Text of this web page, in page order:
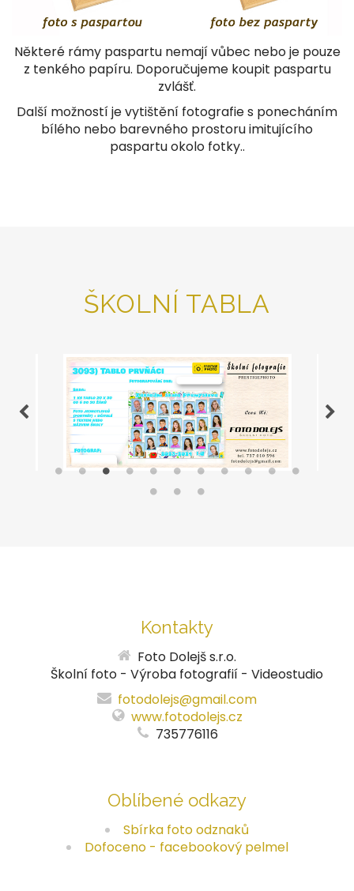
Některé rámy paspartu nemají vůbec nebo je pouze
z tenkého papíru. Doporučujeme koupit paspartu
zvlášť.
Další možností je vytištění fotografie s ponecháním
bílého nebo barevného prostoru imitujícího
paspartu okolo fotky..
ŠKOLNÍ TABLA
Kontakty
Foto Dolejš s.r.o.
Školní foto - Výroba fotografií - Videostudio
fotodolejs@gmail.com
www.fotodolejs.cz
735776116
Oblíbené odkazy
Sbírka foto odznaků
Dofoceno - facebookový pelmel